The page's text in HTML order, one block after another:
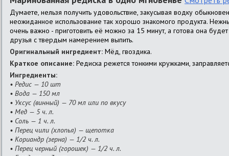
Думаете, нельзя получить удовольствие, закусывая водку
неожиданное использование так хорошо знакомого продукта.
очень важно - приготовить её можно за 15 минут, а готова она
друзья с твердым намерением выпить.
Оригинальный ингредиент: Мёд, гвоздика.
Краткое описание: Редиска режется тонкими кружками,
Ингредиенты:
• Редис — 10 шт
• Вода — 150 мл
• Уксус (винный) — 70 мл или по вкусу
• Мед — 5 ч. л.
• Соль — 1 ч. л.
• Перец чили (хлопья) — щепотка
• Кориандр (зерна) — 1/2 ч. л.
• Перец черный (горошек) — 1/2 ч. л.